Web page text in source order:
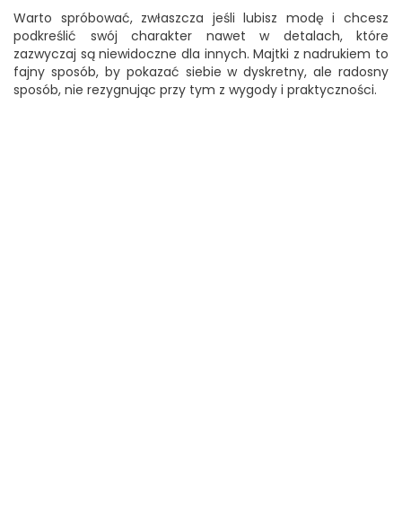
Warto spróbować, zwłaszcza jeśli lubisz modę i chcesz
podkreślić swój charakter nawet w detalach, które
zazwyczaj są niewidoczne dla innych. Majtki z nadrukiem to
fajny sposób, by pokazać siebie w dyskretny, ale radosny
sposób, nie rezygnując przy tym z wygody i praktyczności.